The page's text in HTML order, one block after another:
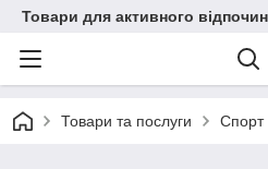
Товари для активного
Товари та послуги Спорт